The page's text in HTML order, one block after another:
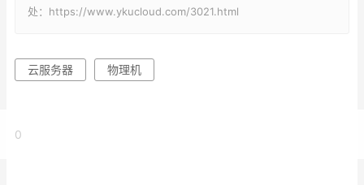
处：https://www.ykucloud.com/3021.html
云服务器 物理机
0